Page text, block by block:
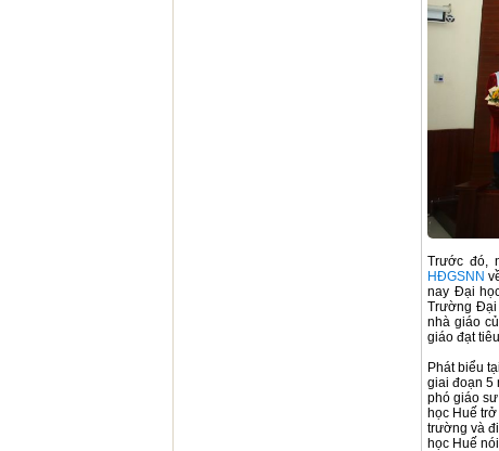
Trước đó,
HĐGSNN
nay Đại
Trường Đại
nhà giáo
giáo đạt
Phát biểu
giai đoạn 5
phó giáo
học Huế
trường và
học Huế